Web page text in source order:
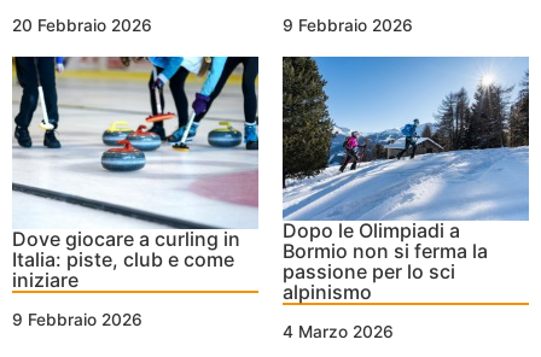
20 Febbraio 2026 9 Febbraio 2026
Dove giocare a curling in
Italia: piste, club e come
iniziare
9 Febbraio 2026
Dopo le Olimpiadi a
Bormio non si ferma la
passione per lo sci
alpinismo
4 Marzo 2026